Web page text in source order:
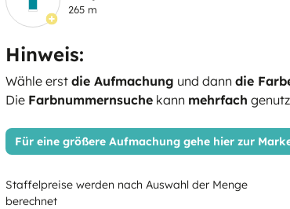
265 m
Hinweis:
Wähle erst die Aufmachung und dann die
Die Farbnummernsuche kann mehrfach
Für eine größere Aufmachung gehe hier zur
Staffelpreise werden nach Auswahl der Menge
berechnet